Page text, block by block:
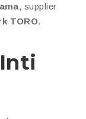
, supplier
TORO.